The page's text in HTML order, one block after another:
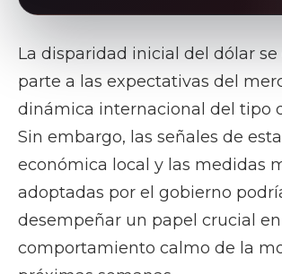
La disparidad inicial del dólar se
parte a las expectativas del
dinámica internacional del tipo
Sin embargo, las señales de
económica local y las medidas
adoptadas por el gobierno
desempeñar un papel crucial
comportamiento calmo de la